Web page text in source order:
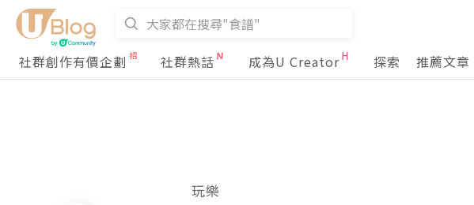
社群創作有價企劃
社群熱話 成為U Creator 探索 推薦文章
玩樂